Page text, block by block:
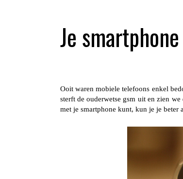
Je
Ooit waren mobiele telefoons enkel
sterft de ouderwetse gsm uit en zien
met je smartphone kunt, kun je je beter